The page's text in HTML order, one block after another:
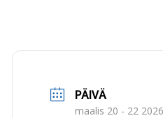
PÄIVÄ
maalis 20 - 22 2026